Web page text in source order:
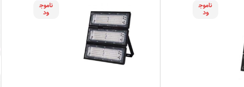
ناموج
ود
ناموج
ود